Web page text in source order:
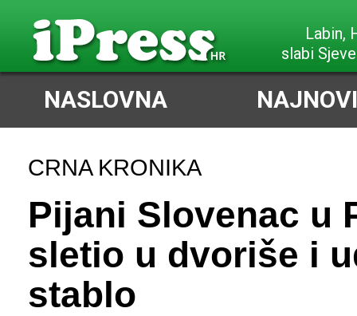
Labin,
slabi
NASLOVNA
CRNA KRONIKA
Pijani Slovenac u
sletio u dvoriše i
stablo